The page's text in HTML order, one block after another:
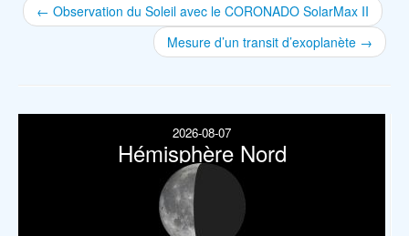
← Observation du Soleil avec le CORONADO SolarMax II
Mesure d’un transit d’exoplanète →
2026-08-07
Hémisphère Nord